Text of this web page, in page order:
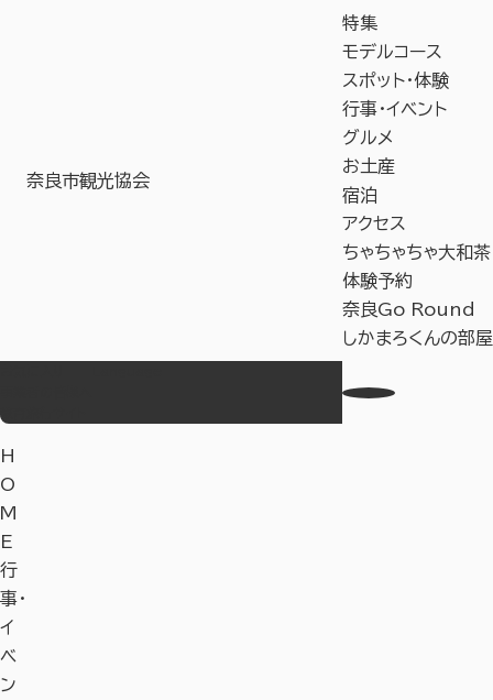
奈良市観光協会
特集
モデルコース
スポット・体験
行事・イベント
グルメ
お土産
宿泊
アクセス
ちゃちゃちゃ大和茶
体験予約
奈良Go Round
しかまろくんの部屋
H
O
M
E
行
事・
イ
ベ
ン